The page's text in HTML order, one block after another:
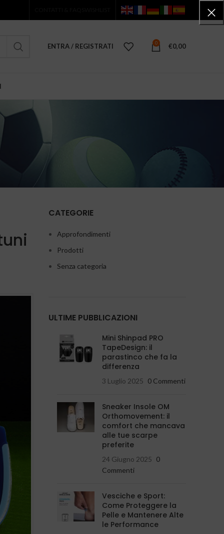
ENTRA / REGISTRATI 0 €0,00
CATEGORIE
Approfondimenti
Prodotti
Senza categoria
ULTIME PUBBLICAZIONI
Mini Shinpad PRO
TapeDesign: il
parastinco che fa la
differenza
3 Luglio 2025 0 Commenti
Sneaker Insole OM
Orthomovement: il
comfort che mancava
alle tue scarpe
preferite
24 Giugno 2025 0
Commenti
Vesciche e Sport:
Come Proteggere la
Pelle e Mantenere Alte
le Performance